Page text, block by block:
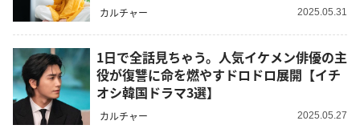
カルチャー 2025.05.31
1日で全話見ちゃう。人気イケメン俳優の主
役が復讐に命を燃やすドロドロ展開【イチ
オシ韓国ドラマ3選】
カルチャー 2025.05.27